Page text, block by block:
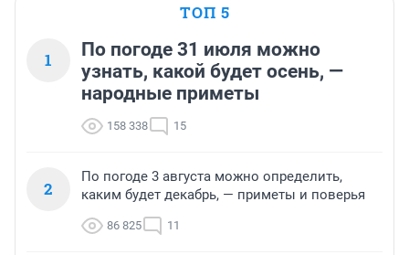
ТОП 5
1
По погоде 31 июля можно
узнать, какой будет осень, —
народные приметы
158 338 15
2
По погоде 3 августа можно определить,
каким будет декабрь, — приметы и поверья
86 825 11